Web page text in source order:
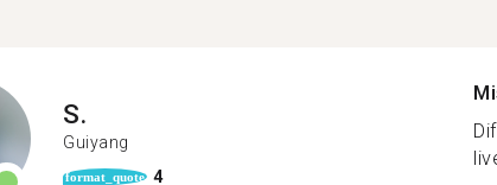
S.
Guiyang
format_quote 4